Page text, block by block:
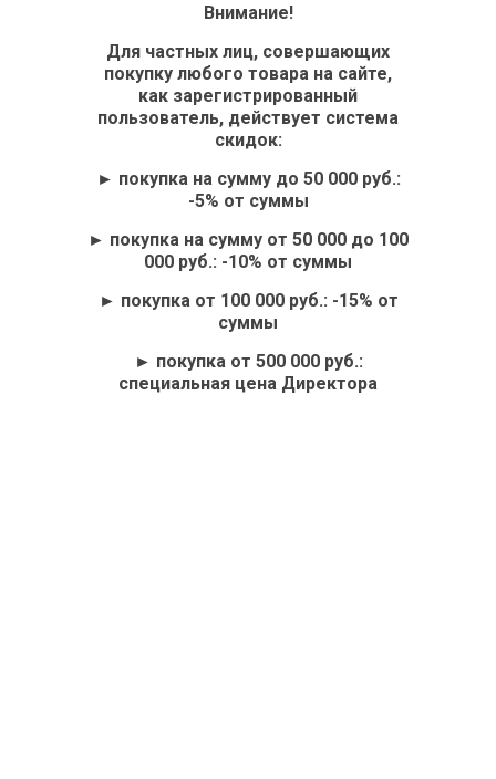
Внимание!
Для частных лиц, совершающих
покупку любого товара на сайте,
как зарегистрированный
пользователь, действует система
скидок:
► покупка на сумму до 50 000 руб.:
-5% от суммы
► покупка на сумму от 50 000 до 100
000 руб.: -10% от суммы
► покупка от 100 000 руб.: -15% от
суммы
► покупка от 500 000 руб.:
специальная цена Директора